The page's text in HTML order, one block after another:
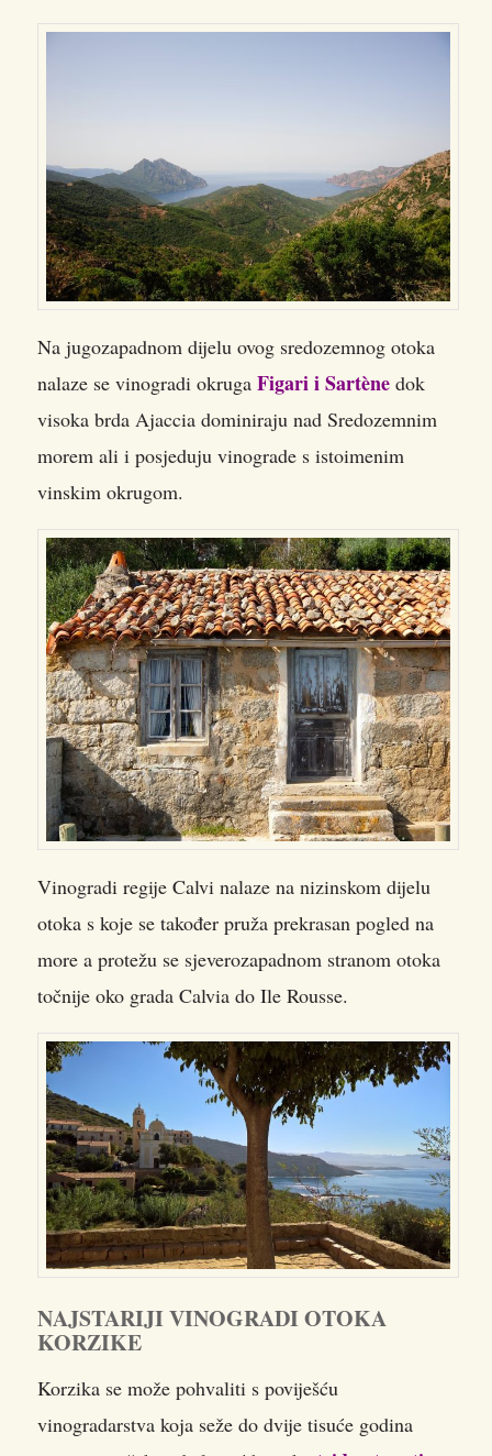
Na jugozapadnom dijelu ovog sredozemnog otoka
nalaze se vinogradi okruga Figari i Sartène dok
visoka brda Ajaccia dominiraju nad Sredozemnim
morem ali i posjeduju vinograde s istoimenim
vinskim okrugom.
Vinogradi regije Calvi nalaze na nizinskom dijelu
otoka s koje se također pruža prekrasan pogled na
more a protežu se sjeverozapadnom stranom otoka
točnije oko grada Calvia do Ile Rousse.
NAJSTARIJI VINOGRADI OTOKA
KORZIKE
Korzika se može pohvaliti s poviješću
vinogradarstva koja seže do dvije tisuće godina